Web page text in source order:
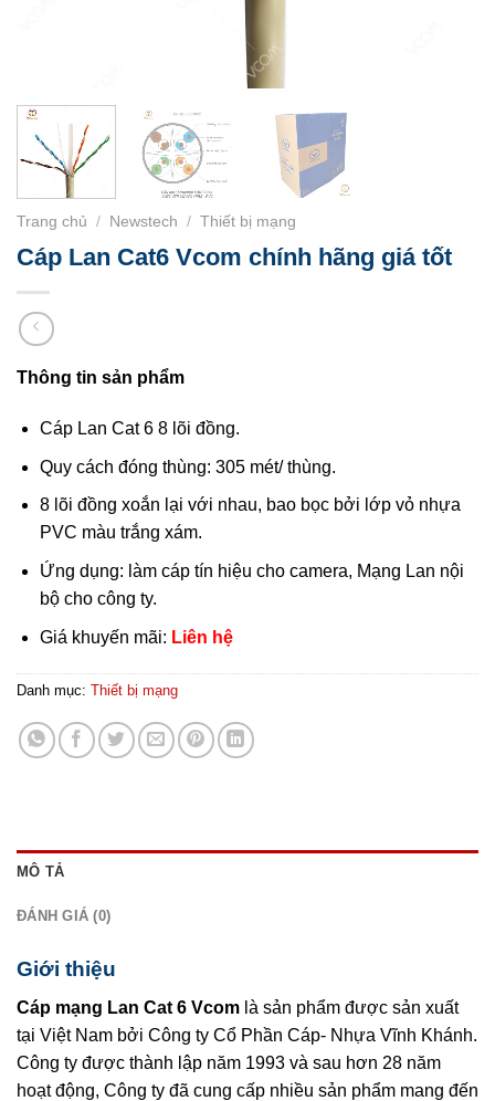
Trang chủ / Newstech / Thiết bị mạng
Cáp Lan Cat6 Vcom chính hãng giá tốt
Thông tin sản phẩm
Cáp Lan Cat 6 8 lõi đồng.
Quy cách đóng thùng: 305 mét/ thùng.
8 lõi đồng xoắn lại với nhau, bao bọc bởi lớp vỏ nhựa
PVC màu trắng xám.
Ứng dụng: làm cáp tín hiệu cho camera, Mạng Lan nội
bộ cho công ty.
Giá khuyến mãi: Liên hệ
Danh mục: Thiết bị mạng
MÔ TẢ
ĐÁNH GIÁ (0)
Giới thiệu
Cáp mạng Lan Cat 6 Vcom là sản phẩm được sản xuất
tại Việt Nam bởi Công ty Cổ Phần Cáp- Nhựa Vĩnh Khánh.
Công ty được thành lập năm 1993 và sau hơn 28 năm
hoạt động, Công ty đã cung cấp nhiều sản phẩm mang đến